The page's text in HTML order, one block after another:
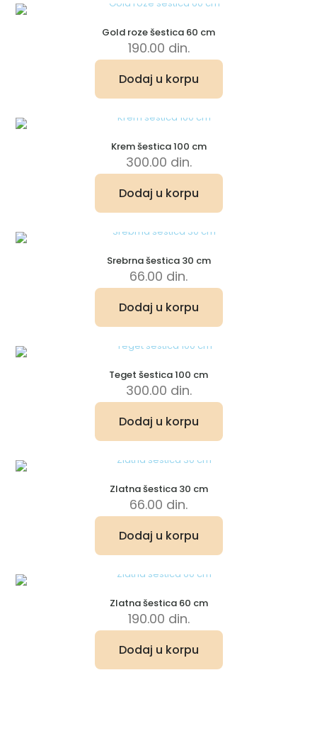
Gold roze šestica 60 cm
190.00 din.
Dodaj u korpu
Krem šestica 100 cm
300.00 din.
Dodaj u korpu
Srebrna šestica 30 cm
66.00 din.
Dodaj u korpu
Teget šestica 100 cm
300.00 din.
Dodaj u korpu
Zlatna šestica 30 cm
66.00 din.
Dodaj u korpu
Zlatna šestica 60 cm
190.00 din.
Dodaj u korpu